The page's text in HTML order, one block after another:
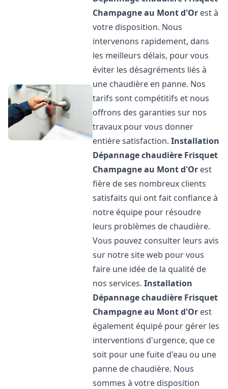
Champagne au Mont d'Or est à
votre disposition. Nous
intervenons rapidement, dans
les meilleurs délais, pour vous
éviter les désagréments liés à
une chaudière en panne. Nos
tarifs sont compétitifs et nous
offrons des garanties sur nos
travaux pour vous donner
entière satisfaction.Installation
Dépannage chaudière Frisquet
Champagne au Mont d'Or est
fière de ses nombreux clients
satisfaits qui ont fait confiance à
notre équipe pour résoudre
leurs problèmes de chaudière.
Vous pouvez consulter leurs avis
sur notre site web pour vous
faire une idée de la qualité de
nos services.Installation
Dépannage chaudière Frisquet
Champagne au Mont d'Or est
également équipé pour gérer les
interventions d'urgence, que ce
soit pour une fuite d'eau ou une
panne de chaudière. Nous
sommes à votre disposition